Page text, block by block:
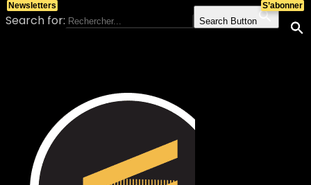
Search for: Search Button
S’abonner
Newsletters